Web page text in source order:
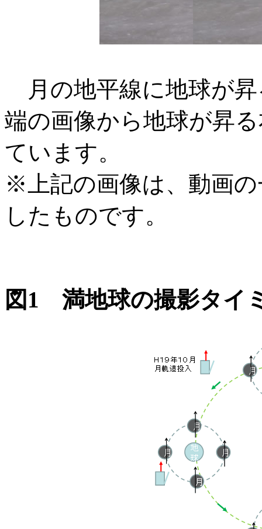
月の地平線に地球が
端の画像から地球が昇
ています。
※上記の画像は、動画
したものです。
図1 満地球の撮影タイ